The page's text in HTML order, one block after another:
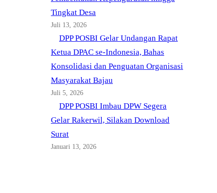
Tingkat Desa
Juli 13, 2026
DPP POSBI Gelar Undangan Rapat
Ketua DPAC se-Indonesia, Bahas
Konsolidasi dan Penguatan Organisasi
Masyarakat Bajau
Juli 5, 2026
DPP POSBI Imbau DPW Segera
Gelar Rakerwil, Silakan Download
Surat
Januari 13, 2026